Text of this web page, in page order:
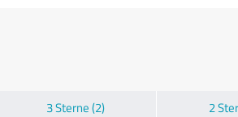
3 Sterne (2) 2